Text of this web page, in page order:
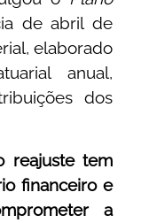
de abril de
elaborado
anual,
dos
reajuste tem
financeiro e
a